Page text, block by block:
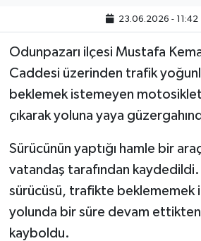
23.06.2026 - 11:42
Odunpazarı ilçesi Mustafa
Caddesi üzerinden trafik
beklemek istemeyen
çıkarak yoluna yaya
Sürücünün yaptığı hamle bir
vatandaş tarafından
sürücüsü, trafikte beklememek
yolunda bir süre devam
kayboldu.